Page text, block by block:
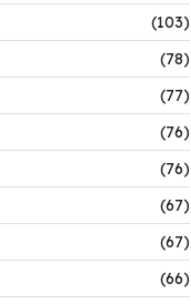
(103)
(78)
(77)
(76)
(76)
(67)
(67)
(66)